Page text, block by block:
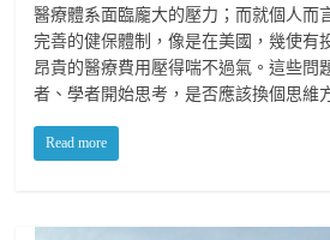
醫療體系面臨龐大的壓力；而就個人而
完善的健保體制，像是在美國，幾使有
昂貴的醫療費用壓得喘不過氣。這些問
者、學者開始思考，是否應該換個思維
Read more